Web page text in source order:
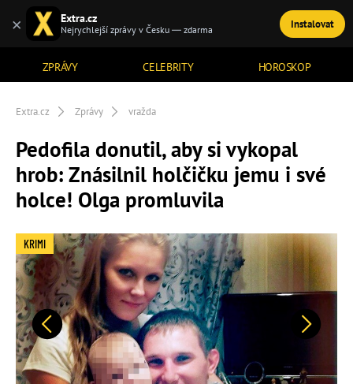
ZPRÁVY CELEBRITY HOROSKOP
TÉMATA
Extra.cz Zprávy vražda
Pedofila donutil, aby si vykopal
hrob: Znásilnil holčičku jemu i své
holce! Olga promluvila
Předchozí Další
KRIMI
× Extra.cz
Nejrychlejší zprávy v Česku — zdarma Instalovat